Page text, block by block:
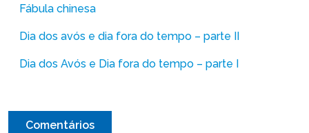
Fábula chinesa
Dia dos avós e dia fora do tempo – parte II
Dia dos Avós e Dia fora do tempo – parte I
Comentários